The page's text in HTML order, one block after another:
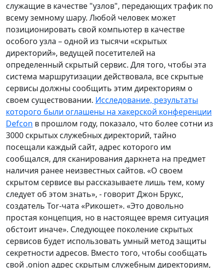
служащие в качестве "узлов", передающих трафик по
всему земному шару. Любой человек может
позиционировать свой компьютер в качестве
особого узла – одной из тысячи «скрытых
директорий», ведущей посетителей на
определенный скрытый сервис. Для того, чтобы эта
система маршрутизации действовала, все скрытые
сервисы должны сообщить этим директориям о
своем существовании. Исследование, результаты
которого были оглашены на хакерской конференции
Defcon в прошлом году, показало, что более сотни из
3000 скрытых служебных директорий, тайно
посещали каждый сайт, адрес которого им
сообщался, для сканирования даркнета на предмет
наличия ранее неизвестных сайтов. «О своем
скрытом сервисе вы рассказываете лишь тем, кому
следует об этом знать», - говорит Джон Брукс,
создатель Tor-чата «Рикошет». «Это довольно
простая концепция, но в настоящее время ситуация
обстоит иначе». Следующее поколение скрытых
сервисов будет использовать умный метод защиты
секретности адресов. Вместо того, чтобы сообщать
свой .onion адрес скрытым служебным директориям,